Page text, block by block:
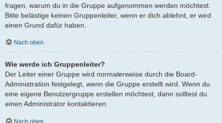
fragen, warum du in die Gruppe aufgenommen werden möchtest.
Bitte belästige keinen Gruppenleiter, wenn er dich ablehnt, er wird
einen Grund dafür haben.
Nach oben
Wie werde ich Gruppenleiter?
Der Leiter einer Gruppe wird normalerweise durch die Board-
Administration festgelegt, wenn die Gruppe erstellt wird. Wenn du
eine eigene Benutzergruppe erstellen möchtest, dann solltest du
einen Administrator kontaktieren.
Nach oben